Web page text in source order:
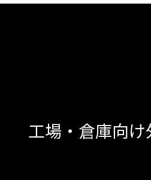
工場・倉庫向